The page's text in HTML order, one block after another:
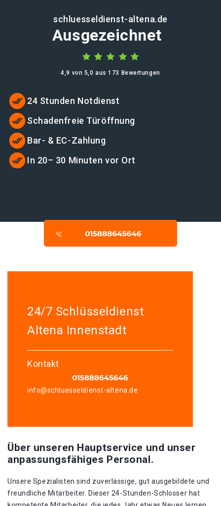
schluesseldienst-altena.de
Ausgezeichnet
4,9 von 5,0 aus 173 Bewertungen
24 Stunden Notdienst
Schadenfreie Türöffnung
Bar- & EC-Zahlung
In 20– 30 Minuten vor Ort
24/7 Schlüsseldienst
Altena Innenstadt
Kontakt
info@schluesseldienst-altena.de
Über unseren Hauptservice und unser
anpassungsfähiges Personal.
Unsere Spezialisten sind zuverlässige, gut ausgebildete und
freundliche Mitarbeiter. Dieser 24-Stunden-Schlosser hat